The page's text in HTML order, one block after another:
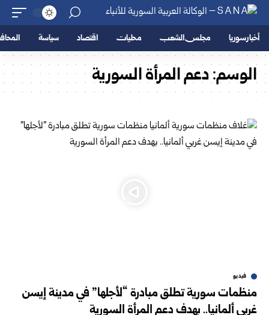
أخبار سوريا مجلس الشعب محليات اقتصاد سياسة
الوسم:دعم المرأة السورية
فيديو
منظمات سورية تطلق مبادرة “لأجلها” في مدينة إيسن
غربي ألمانيا.. بهدف دعم المرأة السورية